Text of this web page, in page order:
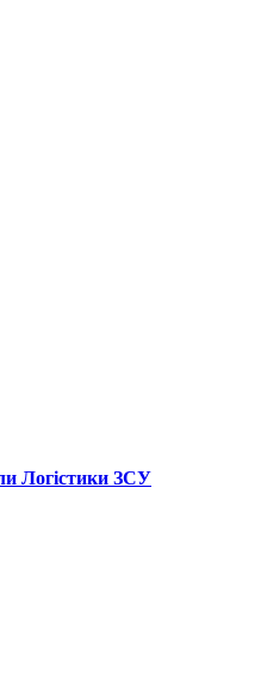
Логістики ЗСУ